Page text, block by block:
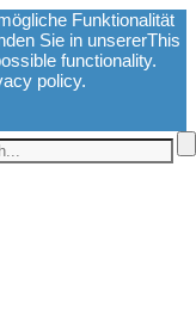
Funktionalität
Sie in unsererThis
functionality.
policy.